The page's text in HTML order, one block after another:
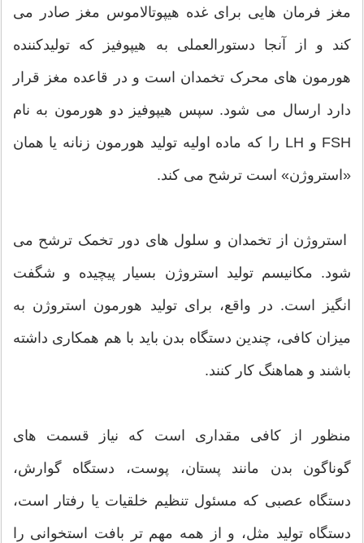
مغز فرمان هایی برای غده هیپوتالاموس مغز صادر می
کند و از آنجا دستورالعملی به هیپوفیز که تولیدکننده
هورمون های محرک تخمدان است و در قاعده مغز قرار
دارد ارسال می شود. سپس هیپوفیز دو هورمون به نام
FSH و LH را که ماده اولیه تولید هورمون زنانه یا همان
«استروژن» است ترشح می کند.
استروژن از تخمدان و سلول های دور تخمک ترشح می
شود. مکانیسم تولید استروژن بسیار پیچیده و شگفت
انگیز است. در واقع، برای تولید هورمون استروژن به
میزان کافی، چندین دستگاه بدن باید با هم همکاری داشته
باشند و هماهنگ کار کنند.
منظور از کافی مقداری است که نیاز قسمت های
گوناگون بدن مانند پستان، پوست، دستگاه گوارش،
دستگاه عصبی که مسئول تنظیم خلقیات یا رفتار است،
دستگاه تولید مثل، و از همه مهم تر بافت استخوانی را